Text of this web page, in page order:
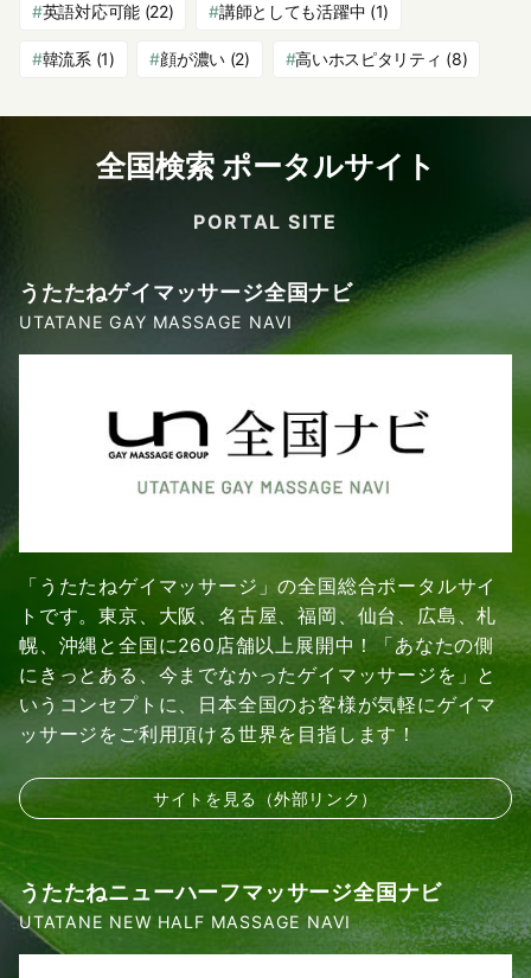
英語対応可能(22) 講師としても活躍中 (1)
韓流系 (1) 顔が濃い(2) 高いホスピタリティ (8)
全国検索 ポータルサイト
PORTAL SITE
うたたねゲイマッサージ全国ナビ
UTATANE GAY MASSAGE NAVI
「うたたねゲイマッサージ」の全国総合ポータルサイ
トです。東京、大阪、名古屋、福岡、仙台、広島、札
幌、沖縄と全国に260店舗以上展開中！「あなたの側
にきっとある、今までなかったゲイマッサージを」と
いうコンセプトに、日本全国のお客様が気軽にゲイマ
ッサージをご利用頂ける世界を目指します！
サイトを見る（外部リンク）
うたたねニューハーフマッサージ全国ナビ
UTATANE NEW HALF MASSAGE NAVI